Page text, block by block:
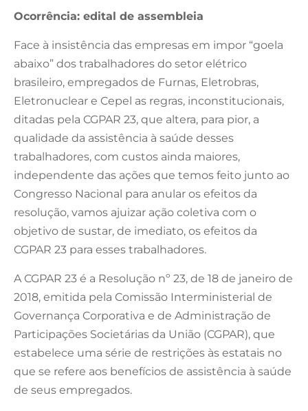
Ocorrência: edital de assembleia
Face à insistência das empresas em impor “goela
abaixo” dos trabalhadores do setor elétrico
brasileiro, empregados de Furnas, Eletrobras,
Eletronuclear e Cepel as regras, inconstitucionais,
ditadas pela CGPAR 23, que altera, para pior, a
qualidade da assistência à saúde desses
trabalhadores, com custos ainda maiores,
independente das ações que temos feito junto ao
Congresso Nacional para anular os efeitos da
resolução, vamos ajuizar ação coletiva com o
objetivo de sustar, de imediato, os efeitos da
CGPAR 23 para esses trabalhadores.
A CGPAR 23 é a Resolução nº 23, de 18 de janeiro de
2018, emitida pela Comissão Interministerial de
Governança Corporativa e de Administração de
Participações Societárias da União (CGPAR), que
estabelece uma série de restrições às estatais no
que se refere aos benefícios de assistência à saúde
de seus empregados.